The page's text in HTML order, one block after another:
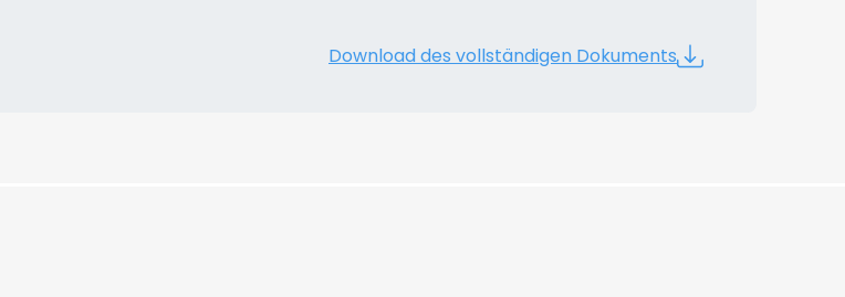
Download des vollständigen Dokuments